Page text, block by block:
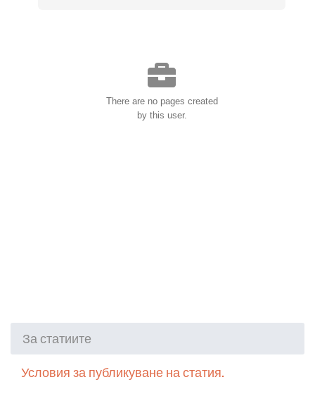
There are no pages created
by this user.
За статиите
Условия за публикуване на статия.